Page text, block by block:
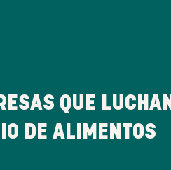
QUE LUCHAN
DE ALIMENTOS